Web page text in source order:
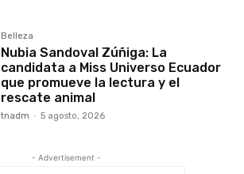
Belleza
Nubia Sandoval Zúñiga: La
candidata a Miss Universo Ecuador
que promueve la lectura y el
rescate animal
tnadm - 5 agosto, 2026
- Advertisement -